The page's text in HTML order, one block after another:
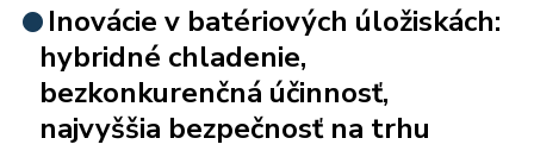
Inovácie v batériových úložiskách:
hybridné chladenie,
bezkonkurenčná účinnosť,
najvyššia bezpečnosť na trhu